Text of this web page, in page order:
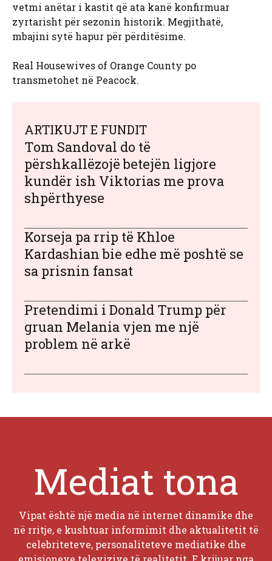
vetmi anëtar i kastit që ata kanë konfirmuar
zyrtarisht për sezonin historik. Megjithatë,
mbajini sytë hapur për përditësime.
Real Housewives of Orange County po
transmetohet në Peacock.
ARTIKUJT E FUNDIT
Tom Sandoval do të
përshkallëzojë betejën ligjore
kundër ish Viktorias me prova
shpërthyese
Korseja pa rrip të Khloe
Kardashian bie edhe më poshtë se
sa prisnin fansat
Pretendimi i Donald Trump për
gruan Melania vjen me një
problem në arkë
Mediat tona
Vipat është një media në internet dinamike dhe
në rritje, e kushtuar informimit dhe aktualitetit të
celebriteteve, personaliteteve mediatike dhe